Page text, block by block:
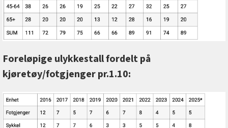
Foreløpige ulykkestall fordelt på
kjøretøy/fotgjenger pr.1.10: